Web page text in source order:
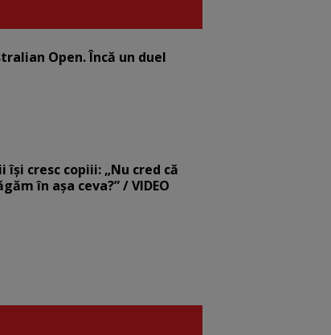
Open. Încă un duel
își cresc copiii: „Nu cred că
în așa ceva?” / VIDEO